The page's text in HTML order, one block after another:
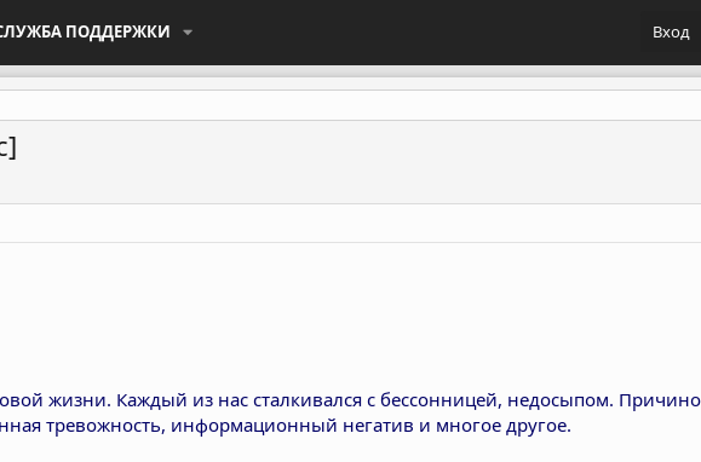
ПОДДЕРЖКИ Вход
жизни. Каждый из нас сталкивался с бессонницей, недосыпом.
тревожность, информационный негатив и многое другое.